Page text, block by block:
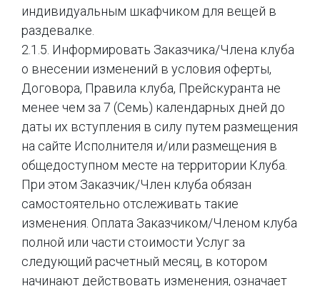
индивидуальным шкафчиком для вещей в
раздевалке.
2.1.5. Информировать Заказчика/Члена клуба
о внесении изменений в условия оферты,
Договора, Правила клуба, Прейскуранта не
менее чем за 7 (Семь) календарных дней до
даты их вступления в силу путем размещения
на сайте Исполнителя и/или размещения в
общедоступном месте на территории Клуба.
При этом Заказчик/Член клуба обязан
самостоятельно отслеживать такие
изменения. Оплата Заказчиком/Членом клуба
полной или части стоимости Услуг за
следующий расчетный месяц, в котором
начинают действовать изменения, означает